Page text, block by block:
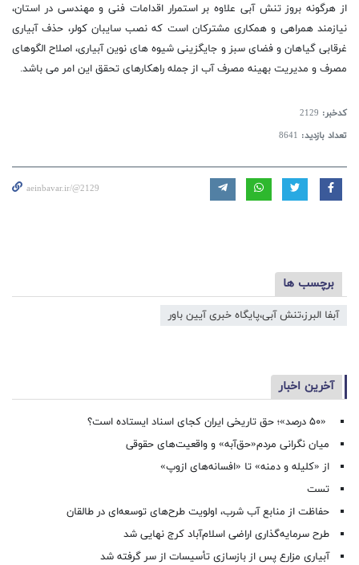
از هرگونه بروز تنش آبی علاوه بر استمرار اقدامات فنی و مهندسی در استان،
نیازمند همراهی و همکاری مشترکان است که نصب سایبان کولر، حذف آبیاری
غرقابی گیاهان و فضای سبز و جایگزینی شیوه های نوین آبیاری، اصلاح الگوهای
مصرف و مدیریت بهینه مصرف آب از جمله راهکارهای تحقق این امر می باشد.
کدخبر: 2129
تعداد بازدید: 8641
aeinbavar.ir/@2129
برچسب ها
آبفا البرز،تنش آبی،پایگاه خبری آیین باور
آخرین اخبار
«۵۰ درصد»؛ حق تاریخی ایران کجای اسناد ایستاده است؟
میان نگرانی مردم«حق‌آبه» و واقعیت‌های حقوقی
از «کلیله و دمنه» تا «افسانه‌های ازوپ»
تست
حفاظت از منابع آب شرب، اولویت طرح‌های توسعه‌ای در طالقان
طرح سرمایه‌گذاری اراضی اسلام‌آباد کرج نهایی شد
آبیاری مزارع پس از بازسازی تأسیسات از سر گرفته شد